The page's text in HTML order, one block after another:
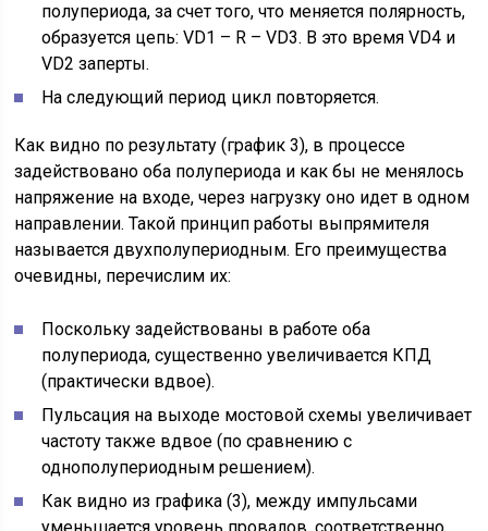
полупериода, за счет того, что меняется полярность,
образуется цепь: VD1 – R – VD3. В это время VD4 и
VD2 заперты.
На следующий период цикл повторяется.
Как видно по результату (график 3), в процессе
задействовано оба полупериода и как бы не менялось
напряжение на входе, через нагрузку оно идет в одном
направлении. Такой принцип работы выпрямителя
называется двухполупериодным. Его преимущества
очевидны, перечислим их:
Поскольку задействованы в работе оба
полупериода, существенно увеличивается КПД
(практически вдвое).
Пульсация на выходе мостовой схемы увеличивает
частоту также вдвое (по сравнению с
однополупериодным решением).
Как видно из графика (3), между импульсами